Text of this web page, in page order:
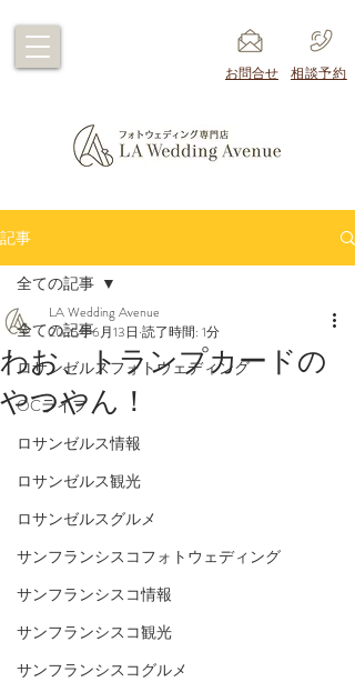
​お問合せ ​相談予約
記事
全ての記事
ロサンゼルスフォトウェディング
OCライフ
ロサンゼルス情報
ロサンゼルス観光
ロサンゼルスグルメ
サンフランシスコフォトウェディング
サンフランシスコ情報
サンフランシスコ観光
サンフランシスコグルメ
全ての記事
わお、トランプカードの
やつやん！
LA Wedding Avenue
2025年6月13日 読了時間: 1分